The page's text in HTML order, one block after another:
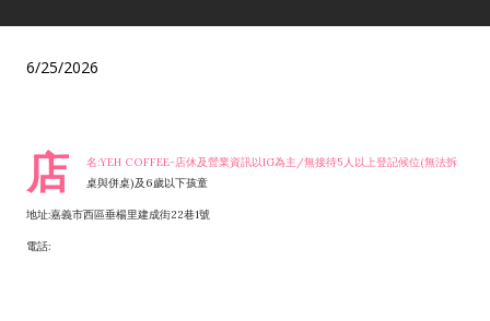
6/25/2026
店
名:YEH COFFEE-店休及營業資訊以IG為主/無接待5人以上登記候位(無法拆
桌與併桌)及6歲以下孩童
地址:嘉義市西區垂楊里建成街22巷1號
電話: